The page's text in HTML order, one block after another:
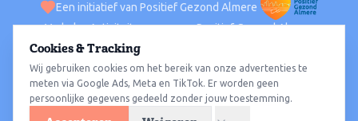
Een initiatief van Positief Gezond Almere
VerhalenActiviteiten Positief Gezond Almere
ACTIVITEITEN PER WIJK
Alle wijkenAlmere HavenAlmere StadAlmere BuitenAlmere Poort
Almere HoutAlmere OosterwoldWat te doen
Cookies & Tracking
Wij gebruiken cookies om het bereik van onze advertenties te
meten via Google Ads, Meta en TikTok. Er worden geen
persoonlijke gegevens gedeeld zonder jouw toestemming.